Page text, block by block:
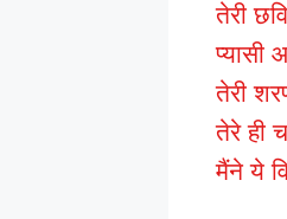
तेरी
प्यासी
तेरी
तेरे ही
मैंने ये